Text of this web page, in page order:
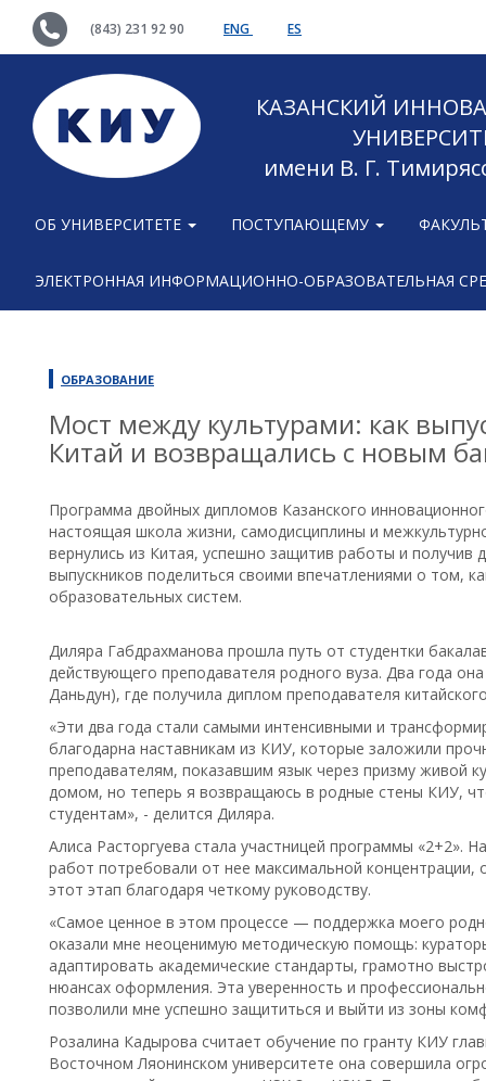
(843) 231 92 90 ENG ES
КАЗАНСКИЙ
имени В. Г.
ОБ УНИВЕРСИТЕТЕ ПОСТУПАЮЩЕМУ
ЭЛЕКТРОННАЯ ИНФОРМАЦИОННО-ОБРАЗОВАТЕЛЬНАЯ
ОБРАЗОВАНИЕ
Мост между культурами: как
Китай и возвращались с новым
Программа двойных дипломов Казанского
настоящая школа жизни, самодисциплины и
вернулись из Китая, успешно защитив работы и получив
выпускников поделиться своими впечатлениями о том,
образовательных систем.
Диляра Габдрахманова прошла путь от студентки
действующего преподавателя родного вуза. Два года
Даньдун), где получила диплом преподавателя
«Эти два года стали самыми интенсивными и
благодарна наставникам из КИУ, которые заложили
преподавателям, показавшим язык через призму живой
домом, но теперь я возвращаюсь в родные стены КИУ,
студентам», - делится Диляра.
Алиса Расторгуева стала участницей программы «2+2».
работ потребовали от нее максимальной концентрации,
этот этап благодаря четкому руководству.
«Самое ценное в этом процессе — поддержка моего
оказали мне неоценимую методическую помощь:
адаптировать академические стандарты, грамотно
нюансах оформления. Эта уверенность и
позволили мне успешно защититься и выйти из зоны
Розалина Кадырова считает обучение по гранту КИУ
Восточном Ляонинском университете она совершила